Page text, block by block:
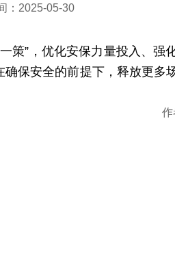
：2025-05-30
”，优化安保力量投入、强
保安全的前提下，释放更多
作